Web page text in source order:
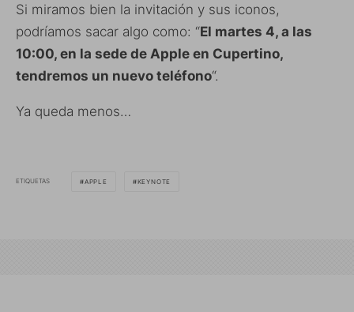
Si miramos bien la invitación y sus iconos,
podríamos sacar algo como: “El martes 4, a las
10:00, en la sede de Apple en Cupertino,
tendremos un nuevo teléfono“.
Ya queda menos…
ETIQUETAS APPLE KEYNOTE